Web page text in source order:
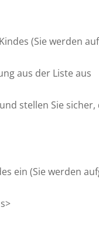
(Sie werden
aus der Liste aus
stellen Sie
ein (Sie werden